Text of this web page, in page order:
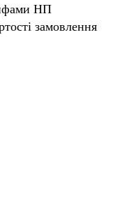
НП
замовлення